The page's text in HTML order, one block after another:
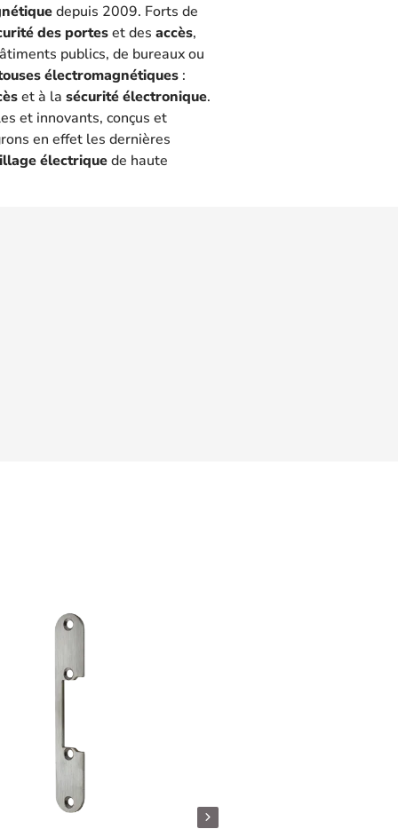
depuis 2009. Forts de
des porteset des accès,
publics, de bureaux ou
électromagnétiques :
et à la sécurité électronique.
et innovants, conçus et
en effet les dernières
électriquede haute